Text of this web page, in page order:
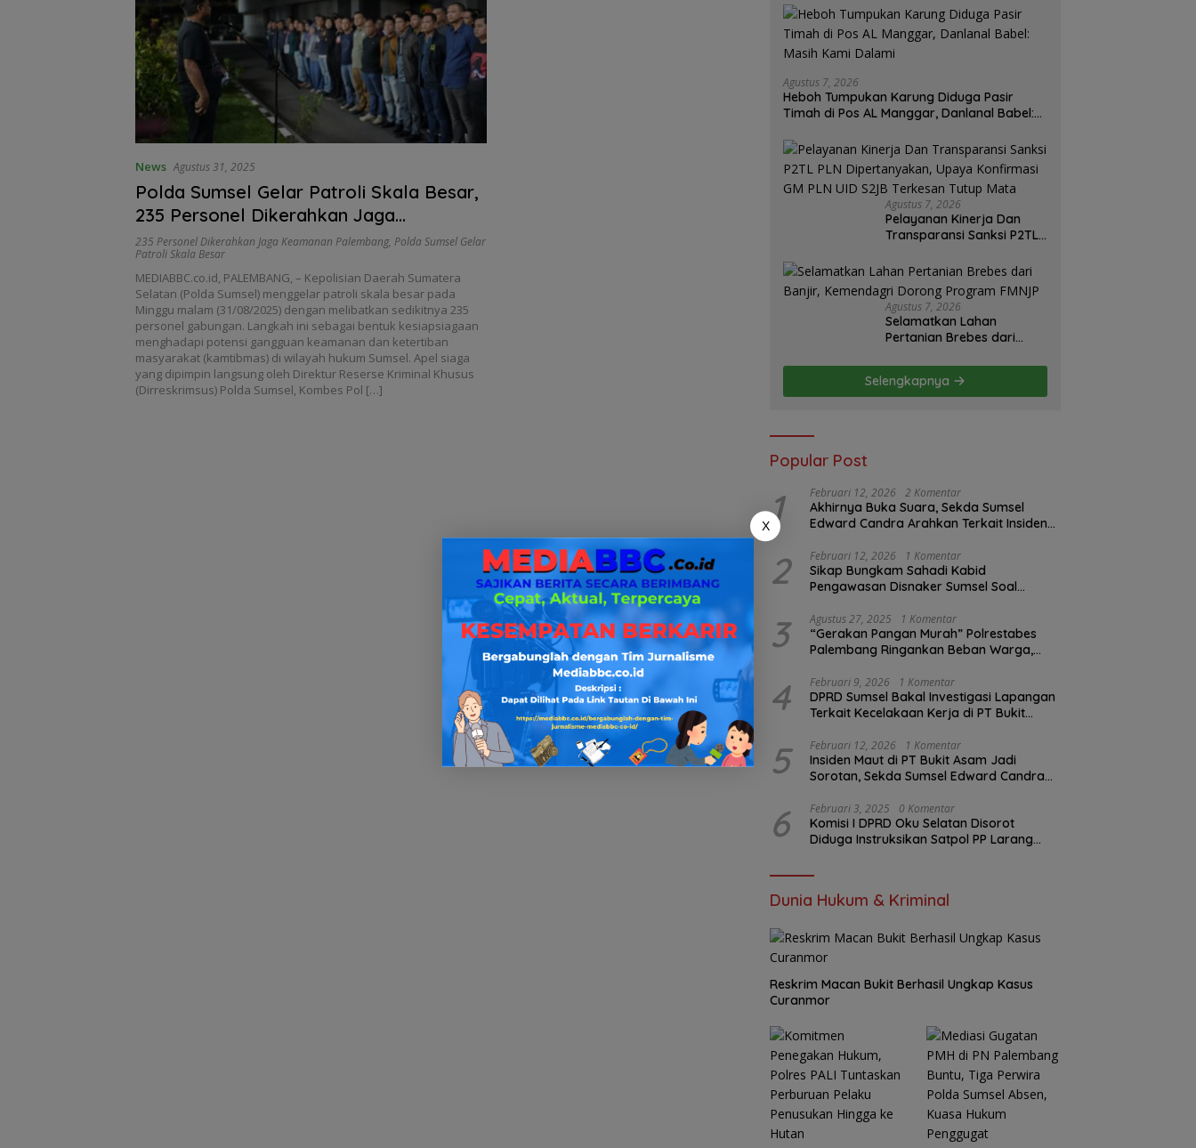
News Agustus 31, 2025
Polda Sumsel Gelar Patroli Skala Besar,
235 Personel Dikerahkan Jaga
Keamanan Palembang
235 Personel Dikerahkan Jaga Keamanan Palembang, Polda Sumsel Gelar
Patroli Skala Besar
MEDIABBC.co.id, PALEMBANG, – Kepolisian Daerah Sumatera
Selatan (Polda Sumsel) menggelar patroli skala besar pada
Minggu malam (31/08/2025) dengan melibatkan sedikitnya 235
personel gabungan. Langkah ini sebagai bentuk kesiapsiagaan
menghadapi potensi gangguan keamanan dan ketertiban
masyarakat (kamtibmas) di wilayah hukum Sumsel. Apel siaga
yang dipimpin langsung oleh Direktur Reserse Kriminal Khusus
(Dirreskrimsus) Polda Sumsel, Kombes Pol […]
Agustus 7, 2026
Heboh Tumpukan Karung Diduga Pasir
Timah di Pos AL Manggar, Danlanal Babel:
Agustus 7, 2026
Pelayanan Kinerja Dan
Transparansi Sanksi P2TL
Konfirmasi GM PLN UID
S2JB Terkesan Tutup Mata
Agustus 7, 2026
Selamatkan Lahan
Pertanian Brebes dari
Dorong Program FMNJP
Selengkapnya
Popular Post
1 Februari 12, 2026 2 Komentar
Akhirnya Buka Suara, Sekda Sumsel
Edward Candra Arahkan Terkait Insiden
2 Februari 12, 2026 1 Komentar
Sikap Bungkam Sahadi Kabid
Pengawasan Disnaker Sumsel Soal
Pengawasan K3?
3 Agustus 27, 2025 1 Komentar
“Gerakan Pangan Murah” Polrestabes
Palembang Ringankan Beban Warga,
4 Februari 9, 2026 1 Komentar
DPRD Sumsel Bakal Investigasi Lapangan
Terkait Kecelakaan Kerja di PT Bukit
5 Februari 12, 2026 1 Komentar
Insiden Maut di PT Bukit Asam Jadi
Sorotan, Sekda Sumsel Edward Candra
6 Februari 3, 2025 0 Komentar
Komisi I DPRD Oku Selatan Disorot
Diduga Instruksikan Satpol PP Larang
Dunia Hukum & Kriminal
Reskrim Macan Bukit Berhasil Ungkap Kasus
Curanmor
X